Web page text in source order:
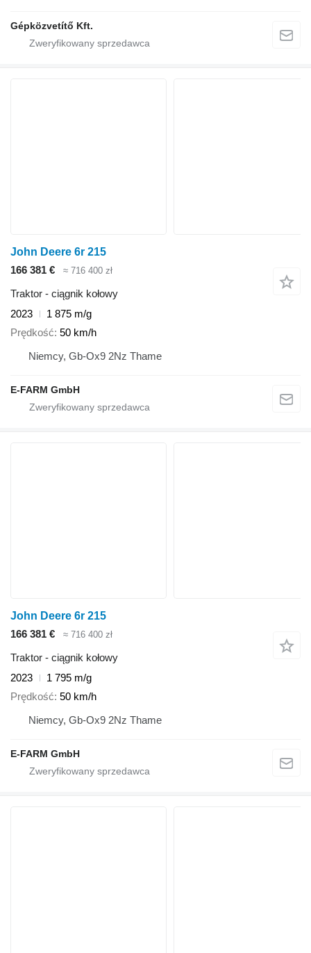
Gépközvetítő Kft.
John Deere 6r 215
166 381 €
≈ 716 400 zł
Traktor - ciągnik kołowy
2023
1 875 m/g
Prędkość 50 km/h
Niemcy, Gb-Ox9 2Nz Thame
E-FARM GmbH
John Deere 6r 215
166 381 €
≈ 716 400 zł
Traktor - ciągnik kołowy
2023
1 795 m/g
Prędkość 50 km/h
Niemcy, Gb-Ox9 2Nz Thame
E-FARM GmbH